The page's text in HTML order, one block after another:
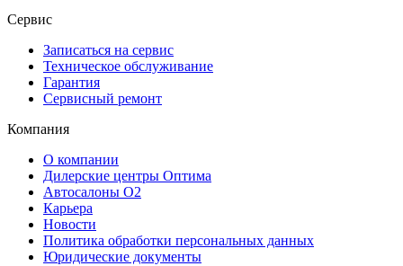
Сервис
Записаться на сервис
Техническое обслуживание
Гарантия
Сервисный ремонт
Компания
О компании
Дилерские центры Оптима
Автосалоны О2
Карьера
Новости
Политика обработки персональных данных
Юридические документы